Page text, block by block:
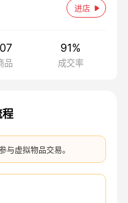
进店
品
91%
成交率
程
与虚拟物品交易。